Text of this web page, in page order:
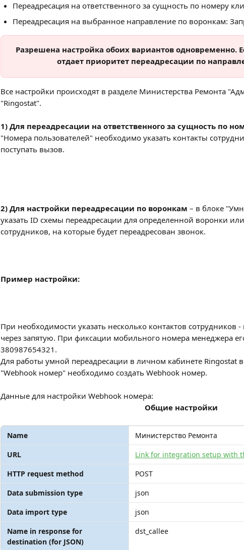
Переадресация на ответственного за сущность по номеру
Переадресация на выбранное направление по воронкам:
Разрешена настройка обоих вариантов одновременно.
отдает приоритет переадресации по
Все настройки происходят в разделе Министерства Ремонта
"Ringostat".
1) Для переадресации на ответственного за сущность по
"Номера пользователей" необходимо указать контакты
поступать вызов.
2) Для настройки переадресации по воронкам – в блоке
указать ID схемы переадресации для определенной воронки
сотрудников, на которые будет переадресован звонок.
Пример настройки:
При необходимости указать несколько контактов сотрудников
через запятую. При фиксации мобильного номера менеджера
380987654321.
Для работы умной переадресации в личном кабинете Ringostat
"Webhook номер" необходимо создать Webhook номер.
Данные для настройки Webhook номера:
Общие настройки
Name
Министерство Ремонта
URL
Link for integration setup with
HTTP request method
POST
Data submission type
json
Data import type
json
Name in response for
destination (for JSON)
dst_callee